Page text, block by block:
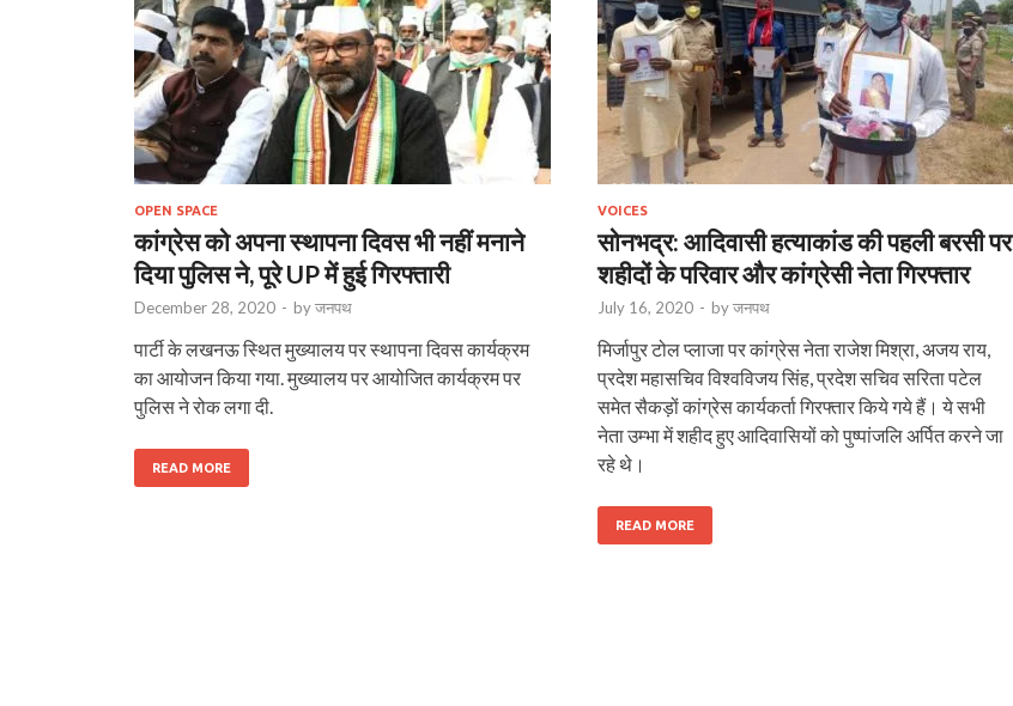
OPEN SPACE
कांग्रेस को अपना स्थापना दिवस भी नहीं मनाने
दिया पुलिस ने, पूरे UP में हुई गिरफ्तारी
December 28, 2020 - byजनपथ
पार्टी के लखनऊ स्थित मुख्यालय पर स्थापना दिवस कार्यक्रम
का आयोजन किया गया. मुख्यालय पर आयोजित कार्यक्रम पर
पुलिस ने रोक लगा दी.
READ MORE
VOICES
सोनभद्र: आदिवासी हत्याकांड की पहली बरसी पर
शहीदों के परिवार और कांग्रेसी नेता गिरफ्तार
July 16, 2020 - byजनपथ
मिर्जापुर टोल प्लाजा पर कांग्रेस नेता राजेश मिश्रा, अजय राय,
प्रदेश महासचिव विश्वविजय सिंह, प्रदेश सचिव सरिता पटेल
समेत सैकड़ों कांग्रेस कार्यकर्ता गिरफ्तार किये गये हैं। ये सभी
नेता उम्भा में शहीद हुए आदिवासियों को पुष्पांजलि अर्पित करने जा
रहे थे।
READ MORE